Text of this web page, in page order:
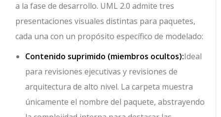
a la fase de desarrollo. UML 2.0 admite tres
presentaciones visuales distintas para paquetes,
cada una con un propósito específico de modelado:
Contenido suprimido (miembros ocultos):Ideal
para revisiones ejecutivas y revisiones de
arquitectura de alto nivel. La carpeta muestra
únicamente el nombre del paquete, abstrayendo